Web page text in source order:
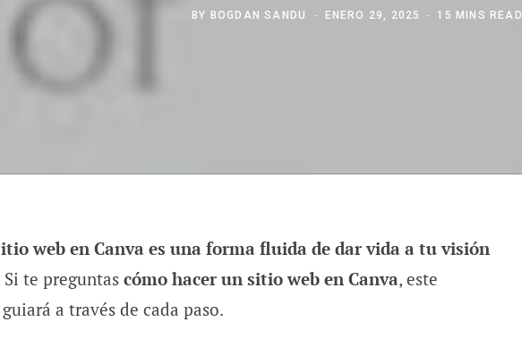
BY BOGDAN SANDU ENERO 29, 2025 15 MINS READ
web en Canva es una forma fluida de dar vida a tu visión
Si te preguntas cómo hacer un sitio web en Canva, este
a través de cada paso.